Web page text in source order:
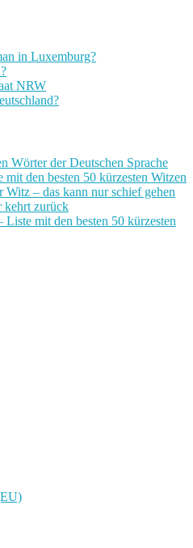
in Luxemburg?
NRW
Wörter der Deutschen Sprache
den besten 50 kürzesten Witzen
Witz – das kann nur schief gehen
kehrt zurück
Liste mit den besten 50 kürzesten